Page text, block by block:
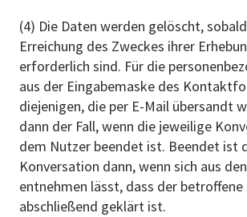
(4) Die Daten werden gelöscht,
Erreichung des Zweckes ihrer
erforderlich sind. Für die
aus der Eingabemaske des
diejenigen, die per E-Mail übersandt
dann der Fall, wenn die jeweilige
dem Nutzer beendet ist. Beendet ist
Konversation dann, wenn sich aus
entnehmen lässt, dass der betroffene
abschließend geklärt ist.